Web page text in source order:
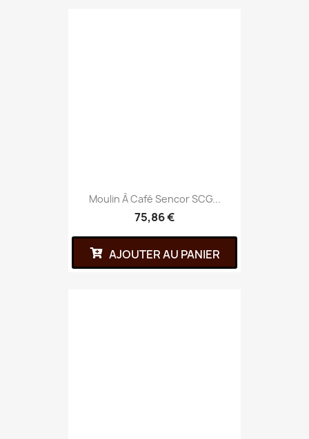
Moulin À Café Sencor SCG...
75,86 €
AJOUTER AU PANIER